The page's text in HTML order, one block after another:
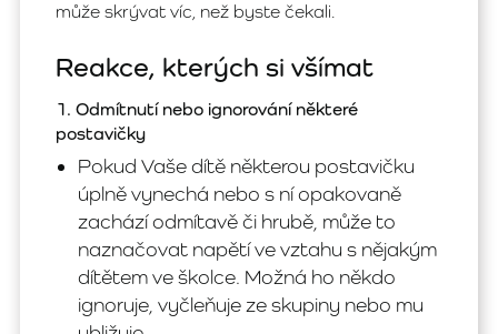
může skrývat víc, než byste čekali.
Reakce, kterých si všímat
1. Odmítnutí nebo ignorování některé
postavičky
Pokud Vaše dítě některou postavičku
úplně vynechá nebo s ní opakovaně
zachází odmítavě či hrubě, může to
naznačovat napětí ve vztahu s nějakým
dítětem ve školce. Možná ho někdo
ignoruje, vyčleňuje ze skupiny nebo mu